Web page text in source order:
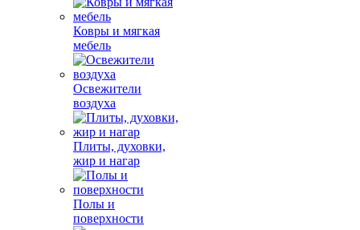
Ковры и мягкая
мебель
Освежители
воздуха
Плиты, духовки,
жир и нагар
Полы и
поверхности